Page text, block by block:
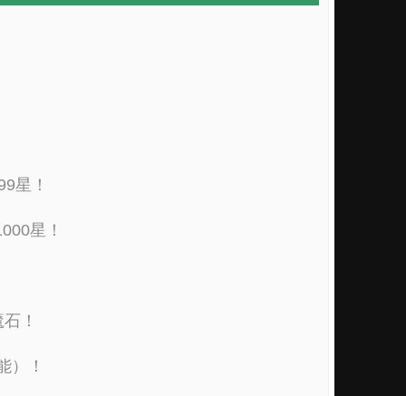
星！
星！
！
）！